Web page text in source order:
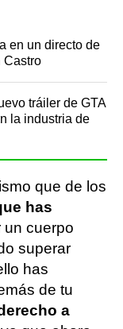
en un directo de
Castro
tráiler de GTA
la industria de
que de los
has
un cuerpo
superar
has
de tu
a